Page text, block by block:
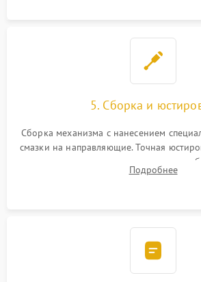
5. Сборка и
Сборка механизма с нанесением
смазки на направляющие. Точная
программным или механическим
бэк
Подробнее